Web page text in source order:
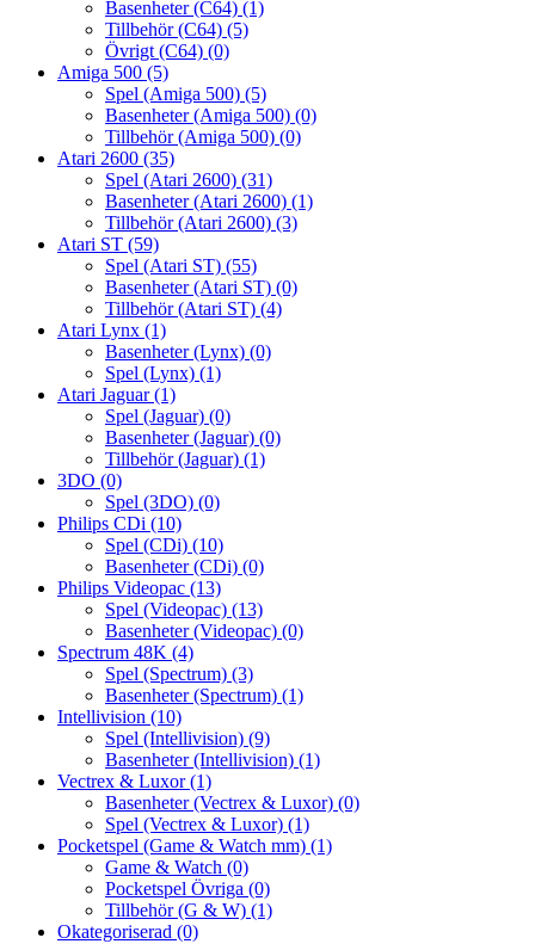
Basenheter (C64) (1)
Tillbehör (C64) (5)
Övrigt (C64) (0)
Amiga 500 (5)
Spel (Amiga 500) (5)
Basenheter (Amiga 500) (0)
Tillbehör (Amiga 500) (0)
Atari 2600 (35)
Spel (Atari 2600) (31)
Basenheter (Atari 2600) (1)
Tillbehör (Atari 2600) (3)
Atari ST (59)
Spel (Atari ST) (55)
Basenheter (Atari ST) (0)
Tillbehör (Atari ST) (4)
Atari Lynx (1)
Basenheter (Lynx) (0)
Spel (Lynx) (1)
Atari Jaguar(1)
Spel (Jaguar) (0)
Basenheter (Jaguar) (0)
Tillbehör (Jaguar) (1)
3DO (0)
Spel (3DO) (0)
Philips CDi (10)
Spel (CDi) (10)
Basenheter (CDi) (0)
Philips Videopac (13)
Spel (Videopac) (13)
Basenheter (Videopac) (0)
Spectrum 48K (4)
Spel (Spectrum) (3)
Basenheter (Spectrum) (1)
Intellivision (10)
Spel (Intellivision) (9)
Basenheter (Intellivision) (1)
Vectrex & Luxor(1)
Basenheter (Vectrex & Luxor) (0)
Spel (Vectrex & Luxor) (1)
Pocketspel (Game & Watch mm) (1)
Game & Watch (0)
Pocketspel Övriga (0)
Tillbehör (G & W) (1)
Okategoriserad (0)